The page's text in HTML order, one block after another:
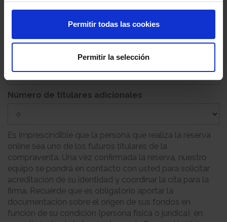
Permitir todas las cookies
Permitir la selección
Número de titulares adicionales
Es imprescindible que la persona que realiza la reserva
online sea uno de los futuros titulares de la
compraventa. Una vez confirmada la reserva, nuestro
equipo se pondrá en contacto con usted para solicitar
acreditación de su identidad y coordinar la cita para la
firma. Recuerde que es obligatorio aportar la
documentación sobre el origen de sus fondos en
función de su condición (persona física o jurídica), en